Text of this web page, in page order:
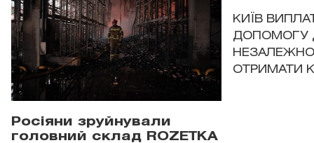
Росіяни зруйнували
головний склад ROZETKA
КИЇВ
ДОПОМОГУ
ОТРИМАТИ